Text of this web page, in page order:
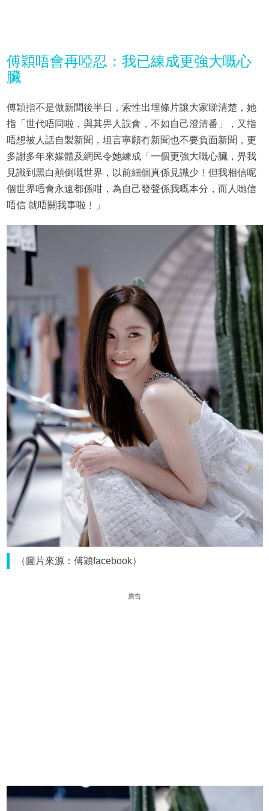
傅穎唔會再啞忍：我已練成更強大嘅心
臟
傅穎指不是做新聞後半日，索性出埋條片讓大家睇清楚，她
指「世代唔同啦，與其畀人誤會，不如自己澄清番」，又指
唔想被人話自製新聞，坦言寧願冇新聞也不要負面新聞，更
多謝多年來媒體及網民令她練成「一個更強大嘅心臟，畀我
見識到黑白顛倒嘅世界，以前細個真係見識少﹗但我相信呢
個世界唔會永遠都係咁，為自己發聲係我嘅本分，而人哋信
唔信 就唔關我事啦﹗」
（圖片來源：傅穎facebook）
廣告